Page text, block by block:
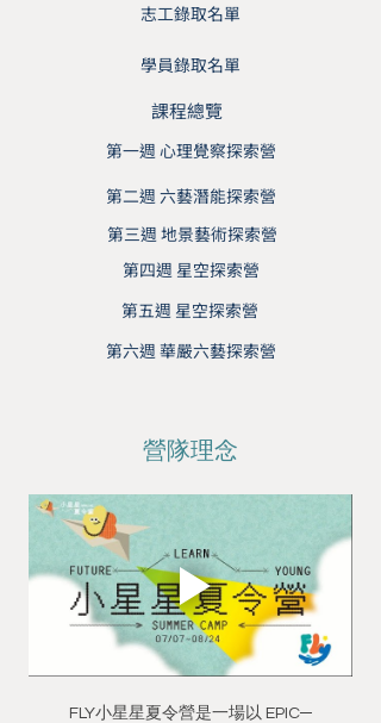
志工錄取名單
學員錄取名單
課程總覽
第一週 心理覺察探索營
第二週 六藝潛能探索營
第三週 地景藝術探索營
第四週 星空探索營
第五週 星空探索營
第六週 華嚴六藝探索營
營隊理念
FLY小星星夏令營是一場以 EPIC─